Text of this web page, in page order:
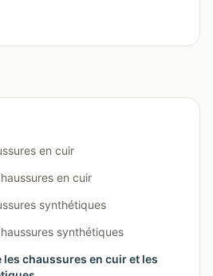
en cuir
en cuir
synthétiques
synthétiques
chaussures en cuir et les